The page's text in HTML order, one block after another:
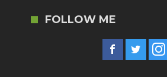
FOLLOW ME